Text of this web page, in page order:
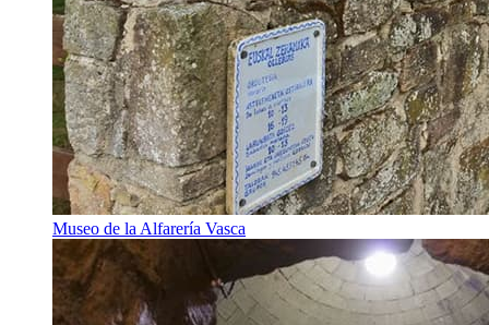
Museo de la Alfarería Vasca